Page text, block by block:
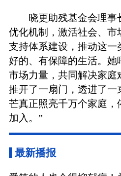
晓更助残基金会理事
优化机制，激活社会、市
支持体系建设，推动这一
好的、有保障的生活。她
市场力量，共同解决家庭
推开了一扇门，透进了一
芒真正照亮千万个家庭，
加入。”
最新播报